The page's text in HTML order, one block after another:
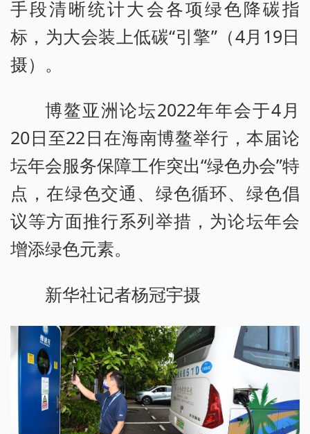
手段清晰统计大会各项绿色降碳指
标，为大会装上低碳“引擎”（4月19日
摄）。
博鳌亚洲论坛2022年年会于4月
20日至22日在海南博鳌举行，本届论
坛年会服务保障工作突出“绿色办会”特
点，在绿色交通、绿色循环、绿色倡
议等方面推行系列举措，为论坛年会
增添绿色元素。
新华社记者杨冠宇摄